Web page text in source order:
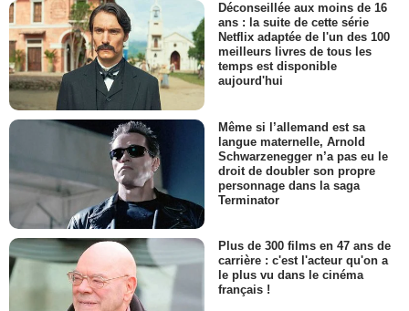
Déconseillée aux moins de 16
ans : la suite de cette série
Netflix adaptée de l'un des 100
meilleurs livres de tous les
temps est disponible
aujourd'hui
Même si l’allemand est sa
langue maternelle, Arnold
Schwarzenegger n’a pas eu le
droit de doubler son propre
personnage dans la saga
Terminator
Plus de 300 films en 47 ans de
carrière : c'est l'acteur qu'on a
le plus vu dans le cinéma
français !